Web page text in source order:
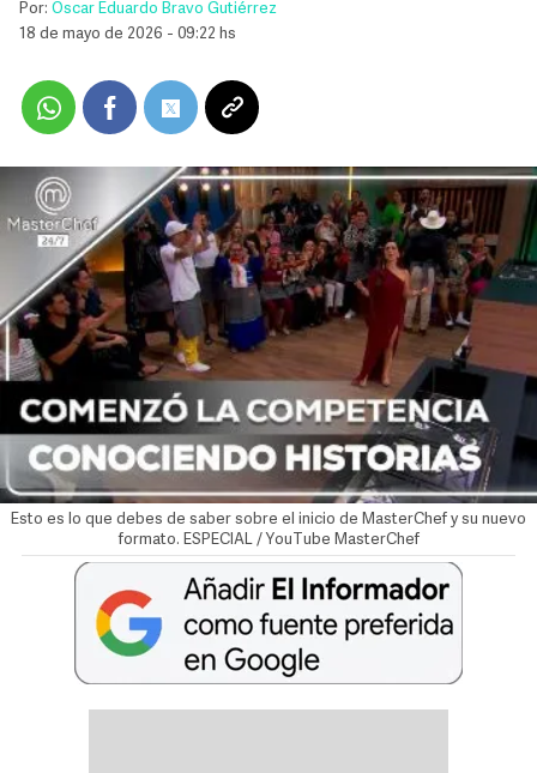
Por: Oscar Eduardo Bravo Gutiérrez
18 de mayo de 2026 - 09:22 hs
Esto es lo que debes de saber sobre el inicio de MasterChef y su nuevo
formato. ESPECIAL / YouTube MasterChef